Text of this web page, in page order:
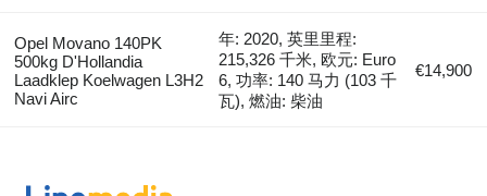
Opel Movano 140PK
500kg D'Hollandia
Laadklep Koelwagen L3H2
Navi Airc
年: 2020, 英里里程:
215,326 千米, 欧元: Euro
6, 功率: 140 马力 (103 千
瓦), 燃油: 柴油
€14,900